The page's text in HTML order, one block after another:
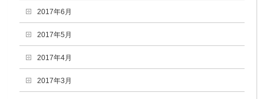
2017年6月
2017年5月
2017年4月
2017年3月